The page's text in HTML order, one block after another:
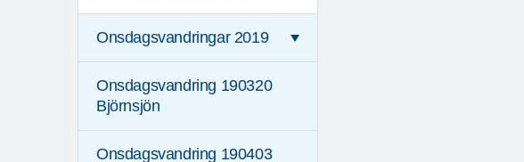
Onsdagsvandringar 2019
Onsdagsvandring 190320
Björnsjön
Onsdagsvandring 190403